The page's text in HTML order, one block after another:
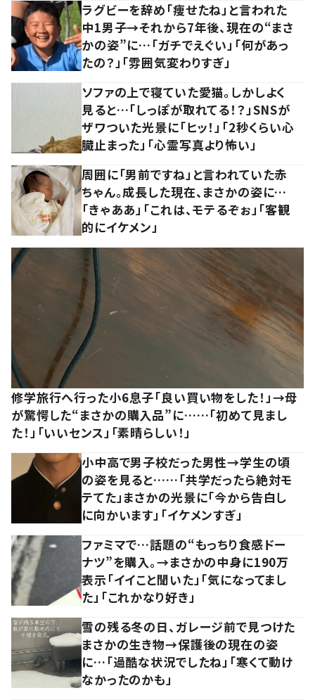
ラグビーを辞め「痩せたね」と言われた
中1男子→それから7年後、現在の“まさ
かの姿”に…「ガチでえぐい」「何があっ
たの？」「雰囲気変わりすぎ」
ソファの上で寝ていた愛猫。しかしよく
見ると…「しっぽが取れてる！？」SNSが
ザワついた光景に「ヒッ！」「2秒くらい心
臓止まった」「心霊写真より怖い」
周囲に「男前ですね」と言われていた赤
ちゃん。成長した現在、まさかの姿に…
「きゃああ」「これは、モテるぞぉ」「客観
的にイケメン」
修学旅行へ行った小6息子「良い買い物をした！」→母
が驚愕した“まさかの購入品”に……「初めて見まし
た！」「いいセンス」「素晴らしい！」
小中高で男子校だった男性→学生の頃
の姿を見ると……「共学だったら絶対モ
テてた」まさかの光景に「今から告白し
に向かいます」「イケメンすぎ」
ファミマで…話題の“もっちり食感ドー
ナツ”を購入。→まさかの中身に190万
表示「イイこと聞いた」「気になってまし
た」「これかなり好き」
雪の残る冬の日、ガレージ前で見つけた
まさかの生き物→保護後の現在の姿
に…「過酷な状況でしたね」「寒くて動け
なかったのかも」